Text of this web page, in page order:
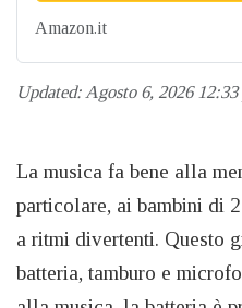
Amazon.it
Updated:Agosto 6, 2026 12:33
La musica fa bene alla
particolare, ai bambini di
a ritmi divertenti. Questo
batteria, tamburo e